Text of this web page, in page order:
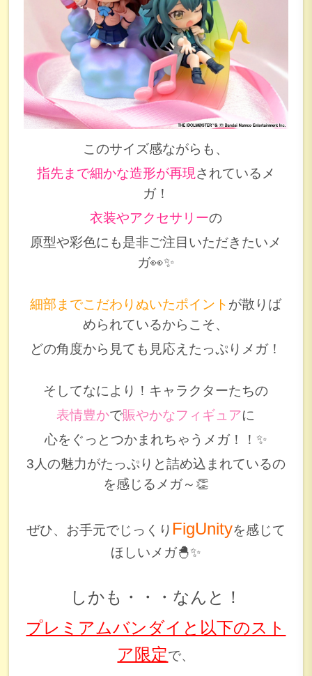
このサイズ感ながらも、
指先まで細かな造形が再現されているメ
ガ！
衣装やアクセサリーの
原型や彩色にも是非ご注目いただきたいメ
ガ👀✨
細部までこだわりぬいたポイント が散りば
められているからこそ、
どの角度から見ても見応えたっぷりメガ！
そしてなにより！キャラクターたちの
表情豊かで賑やかなフィギュアに
心をぐっとつかまれちゃうメガ！！✨
3人の魅力がたっぷりと詰め込まれているの
を感じるメガ～👏
ぜひ、お手元でじっくり FigUnityを感じて
ほしいメガ🐣✨
しかも・・・なんと！
プレミアムバンダイと以下のスト
ア限定で、